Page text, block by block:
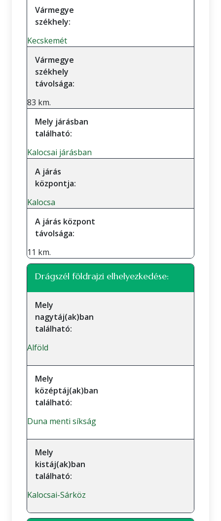
Vármegye
székhely:
Kecskemét
Vármegye
székhely
távolsága:
83 km.
Mely járásban
található:
Kalocsai járásban
A járás
központja:
Kalocsa
A járás központ
távolsága:
11 km.
Drágszél földrajzi elhelyezkedése:
Mely
nagytáj(ak)ban
található:
Alföld
Mely
középtáj(ak)ban
található:
Duna menti síkság
Mely
kistáj(ak)ban
található:
Kalocsai-Sárköz